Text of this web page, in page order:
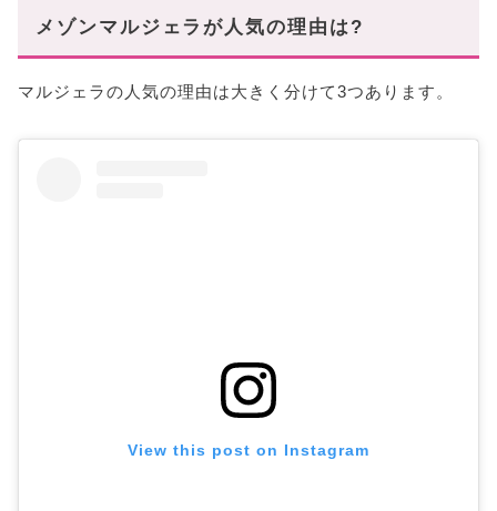
メゾンマルジェラが人気の理由は?
マルジェラの人気の理由は大きく分けて3つあります。
View this post on Instagram